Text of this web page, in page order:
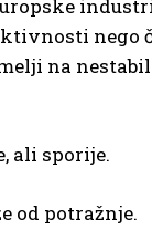
nego
na
ali sporije.
od potražnje.